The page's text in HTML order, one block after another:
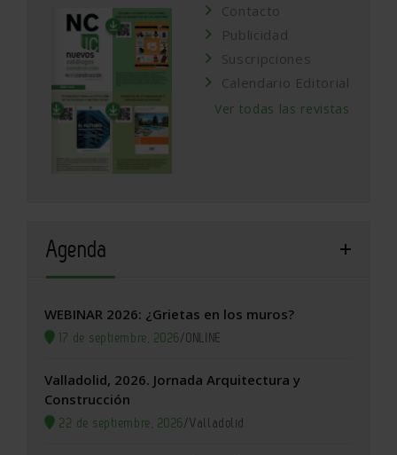
Contacto
Publicidad
Suscripciones
Calendario Editorial
Ver todas las revistas
Agenda
WEBINAR 2026: ¿Grietas en los muros?
17 de septiembre, 2026/ONLINE
Valladolid, 2026. Jornada Arquitectura y
Construcción
22 de septiembre, 2026/Valladolid